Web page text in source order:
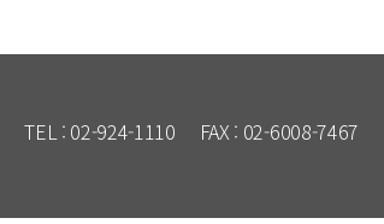
TEL : 02-924-1110 FAX : 02-6008-7467